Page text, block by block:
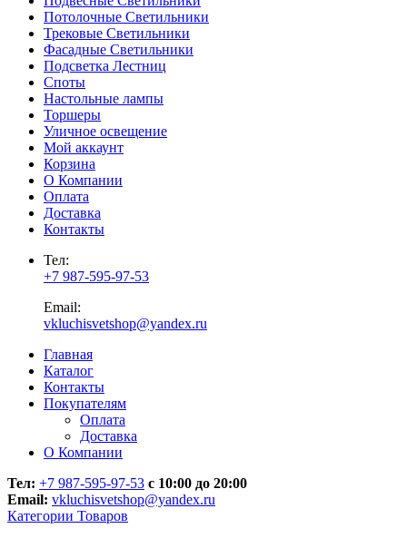
Потолочные Светильники
Трековые Светильники
Фасадные Светильники
Подсветка Лестниц
Споты
Настольные лампы
Торшеры
Уличное освещение
Мой аккаунт
Корзина
О Компании
Оплата
Доставка
Контакты
Тел:
+7 987-595-97-53
Email:
vkluchisvetshop@yandex.ru
Главная
Каталог
Контакты
Покупателям
Оплата
Доставка
О Компании
Тел: +7 987-595-97-53 с 10:00 до 20:00
Email: vkluchisvetshop@yandex.ru
Категории Товаров